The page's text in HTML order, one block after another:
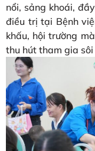
nổi, sảng khoái,
điều trị tại Bệnh
khấu, hội trường
thu hút tham gia